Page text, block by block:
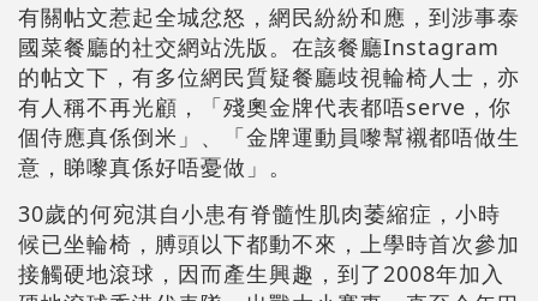
有關帖文惹起全城忿怒，網民紛紛和應，到涉事泰
國菜餐廳的社交網站洗版。在該餐廳Instagram
的帖文下，有多位網民質疑餐廳歧視輪椅人士，亦
有人稱不再光顧，「殘奧金牌代表都唔serve，你
個侍應真係倒米」、「金牌運動員嚟幫襯都唔做生
意，睇嚟真係好唔憂做」。
30歲的何宛淇自小患有脊髓性肌肉萎縮症，小時
候已坐輪椅，膊頭以下都動不來，上學時首次參加
接觸硬地滾球，因而產生興趣，到了2008年加入